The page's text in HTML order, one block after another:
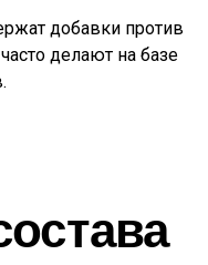
добавки против
делают на базе